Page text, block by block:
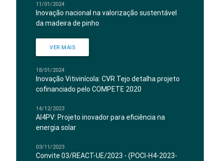
11/01/2024
Inovação nacional na valorização sustentável
da madeira de pinho
VER MAIS
18/01/2024
Inovação Vitivinícola: CVR Tejo detalha projeto
cofinanciado pelo COMPETE 2020
14/12/2023
AI4PV: Projeto inovador para eficiência na
energia solar
03/11/2023
Convite 03/REACT-UE/2023 - (POCI-H4-2023-